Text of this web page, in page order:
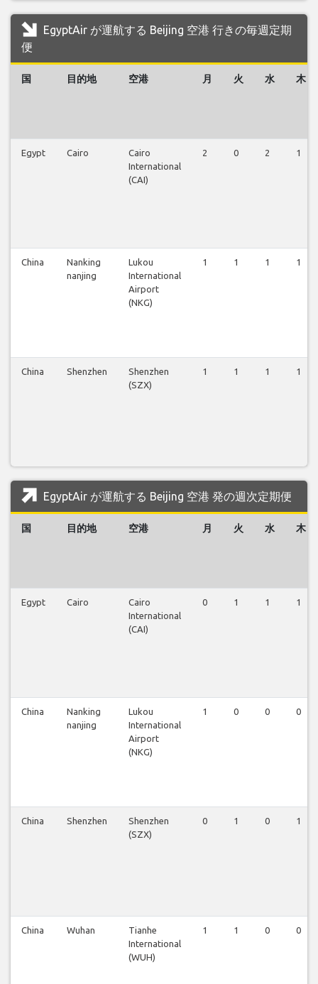
EgyptAir が運航する Beijing 空港 行きの毎週定期
便
国 目的地 空港 月 火 水 木
Egypt Cairo
Cairo
International
(CAI)
2 0 2 1
China
Nanking
nanjing
Lukou
International
Airport
(NKG)
1 1 1 1
China Shenzhen
Shenzhen
(SZX)
1 1 1 1
EgyptAir が運航する Beijing 空港 発の週次定期便
国 目的地 空港 月 火 水 木
Egypt Cairo
Cairo
International
(CAI)
0 1 1 1
China
Nanking
nanjing
Lukou
International
Airport
(NKG)
1 0 0 0
China Shenzhen
Shenzhen
(SZX)
0 1 0 1
China Wuhan
Tianhe
International
(WUH)
1 1 0 0